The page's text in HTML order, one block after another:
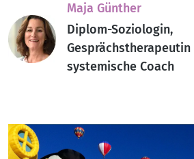
Maja Günther
Diplom-Soziologin,
Gesprächstherapeutin
systemische Coach